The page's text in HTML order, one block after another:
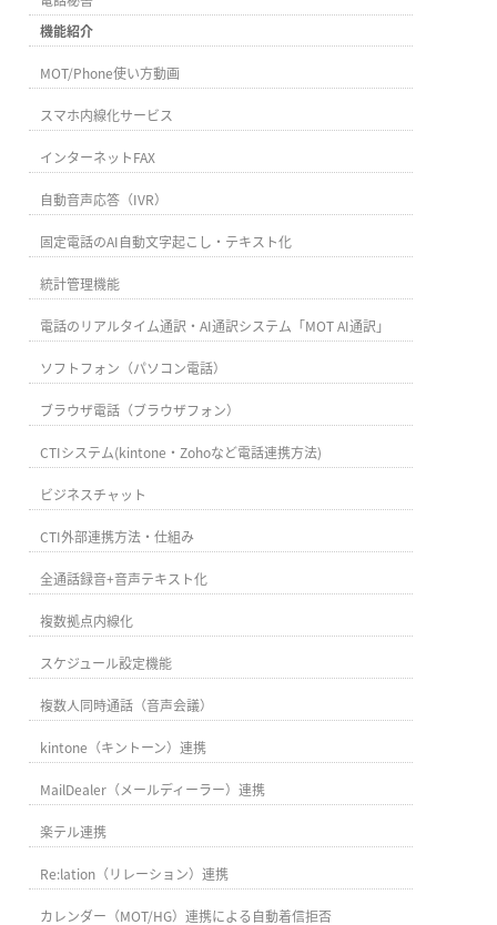
機能紹介
MOT/Phone使い方動画
スマホ内線化サービス
インターネットFAX
自動音声応答（IVR）
固定電話のAI自動文字起こし・テキスト化
統計管理機能
電話のリアルタイム通訳・AI通訳システム「MOT AI通訳」
ソフトフォン（パソコン電話）
ブラウザ電話（ブラウザフォン）
CTIシステム(kintone・Zohoなど電話連携方法)
ビジネスチャット
CTI外部連携方法・仕組み
全通話録音+音声テキスト化
複数拠点内線化
スケジュール設定機能
複数人同時通話（音声会議）
kintone（キントーン）連携
MailDealer（メールディーラー）連携
楽テル連携
Re:lation（リレーション）連携
カレンダー（MOT/HG）連携による自動着信拒否